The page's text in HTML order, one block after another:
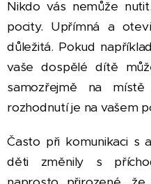
Nikdo vás nemůže
pocity. Upřímná a
důležitá. Pokud
vaše dospělé dítě
samozřejmě na
rozhodnutí je na vašem
Často při komunikaci s
děti změnily s